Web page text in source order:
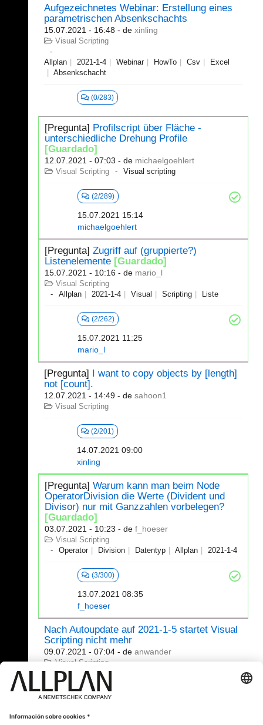
Aufgezeichnetes Webinar: Erstellung eines
parametrischen Absenkschachts
15.07.2021 - 16:48 - de xinling
Visual Scripting
Allplan 2021-1-4 Webinar HowTo Csv
Excel
Absenkschacht
(0/283)
[Pregunta] Profilscript über Fläche -
unterschiedliche Drehung Profile
[Guardado]
12.07.2021 - 07:03 - de michaelgoehlert
Visual Scripting Visual scripting
(2/289)
15.07.2021 15:14
michaelgoehlert
[Pregunta] Zugriff auf (gruppierte?)
Listenelemente [Guardado]
15.07.2021 - 10:16 - de mario_l
Visual Scripting
Allplan
2021-1-4 Visual Scripting Liste
(2/262)
15.07.2021 11:25
mario_l
[Pregunta] I want to copy objects by [length]
not [count].
12.07.2021 - 14:49 - de sahoon1
Visual Scripting
(2/201)
14.07.2021 09:00
xinling
[Pregunta] Warum kann man beim Node
OperatorDivision die Werte (Divident und
Divisor) nur mit Ganzzahlen vorbelegen?
[Guardado]
03.07.2021 - 10:23 - de f_hoeser
Visual Scripting
Operator
Division Datentyp Allplan 2021-1-4
(3/300)
13.07.2021 08:35
f_hoeser
Nach Autoupdate auf 2021-1-5 startet Visual
Scripting nicht mehr
09.07.2021 - 07:04 - de anwander
Visual Scripting
Allplan
2021-1-5
(7/380)
12.07.2021 14:26